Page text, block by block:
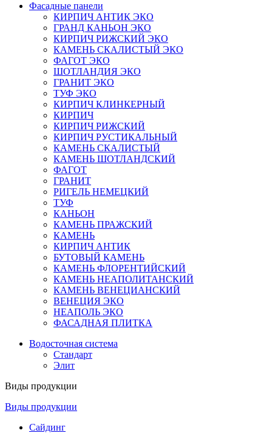
Фасадные панели
КИРПИЧ АНТИК ЭКО
ГРАНД КАНЬОН ЭКО
КИРПИЧ РИЖСКИЙ ЭКО
КАМЕНЬ СКАЛИСТЫЙ ЭКО
ФАГОТ ЭКО
ШОТЛАНДИЯ ЭКО
ГРАНИТ ЭКО
ТУФ ЭКО
КИРПИЧ КЛИНКЕРНЫЙ
КИРПИЧ
КИРПИЧ РИЖСКИЙ
КИРПИЧ РУСТИКАЛЬНЫЙ
КАМЕНЬ СКАЛИСТЫЙ
КАМЕНЬ ШОТЛАНДСКИЙ
ФАГОТ
ГРАНИТ
РИГЕЛЬ НЕМЕЦКИЙ
ТУФ
КАНЬОН
КАМЕНЬ ПРАЖСКИЙ
КАМЕНЬ
КИРПИЧ АНТИК
БУТОВЫЙ КАМЕНЬ
КАМЕНЬ ФЛОРЕНТИЙСКИЙ
КАМЕНЬ НЕАПОЛИТАНСКИЙ
КАМЕНЬ ВЕНЕЦИАНСКИЙ
ВЕНЕЦИЯ ЭКО
НЕАПОЛЬ ЭКО
ФАСАДНАЯ ПЛИТКА
Водосточная система
Стандарт
Элит
Виды продукции
Виды продукции
Сайдинг